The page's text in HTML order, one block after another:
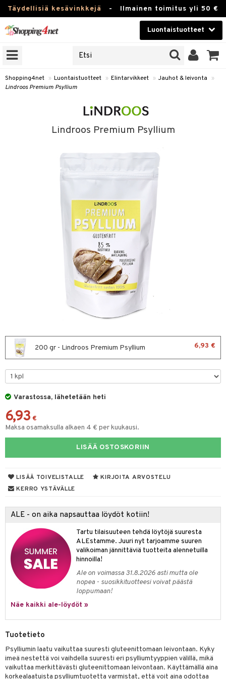
Täydellisiä kesävinkkejä - Ilmainen toimitus yli 50 €
Luontaistuotteet
Kauneudenhoito
Piilolinssit
Koti & Sisustus
Lelut, Lapsi & Vauva
Shopping4net » Luontaistuotteet » Elintarvikkeet » Jauhot & leivonta
»
Lindroos Premium Psyllium
Lindroos Premium Psyllium
200 gr - Lindroos Premium Psyllium 6,93 €
Varastossa, lähetetään heti
6,93 €
Maksa osamaksulla alkaen 4 € per kuukausi.
LISÄÄ OSTOSKORIIN
LISÄÄ TOIVELISTALLE
KIRJOITA ARVOSTELU
KERRO YSTÄVÄLLE
ALE - on aika napsauttaa löydöt kotiin!
Tartu tilaisuuteen tehdä löytöjä suuresta
ALEstamme. Juuri nyt tarjoamme suuren
valikoiman jännittäviä tuotteita alennetuilla
hinnoilla!
Ale on voimassa 31.8.2026 asti mutta ole
nopea - suosikkituotteesi voivat päästä
loppumaan!
Näe kaikki ale-löydöt »
Tuotetieto
Psylliumin laatu vaikuttaa suuresti gluteenittomaan leivontaan. Kyky
imeä nestettä voi vaihdella suuresti eri psylliumtyyppien välillä, mikä
vaikuttaa merkittävästi gluteenittomaan leivontaan. Käyttämällä aina
korkealaatuista psylliumtuotetta varmistat, että voit aina odottaa
& kynnet
tuotteet
hoito
jalat
hoito
hoito
hoito
lihakset